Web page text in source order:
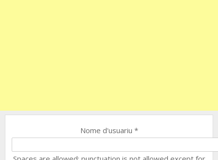
Nome d'usuariu *